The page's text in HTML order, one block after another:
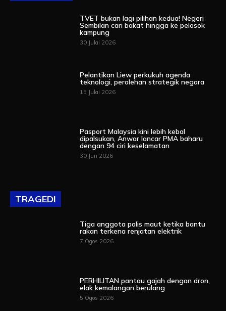
TVET bukan lagi pilihan kedua! Negeri
Sembilan cari bakat hingga ke pelosok
kampung
30 Julai 2026
Pelantikan Liew perkukuh agenda
teknologi, perolehan strategik negara
15 Julai 2026
Pasport Malaysia kini lebih kebal
dipalsukan, Anwar lancar PMA baharu
dengan 94 ciri keselamatan
30 Jun 2026
TRAGEDI
Tiga anggota polis maut ketika bantu
rakan terkena renjatan elektrik
7 Ogos 2026
PERHILITAN pantau gajah dengan dron,
elak kemalangan berulang
5 Ogos 2026